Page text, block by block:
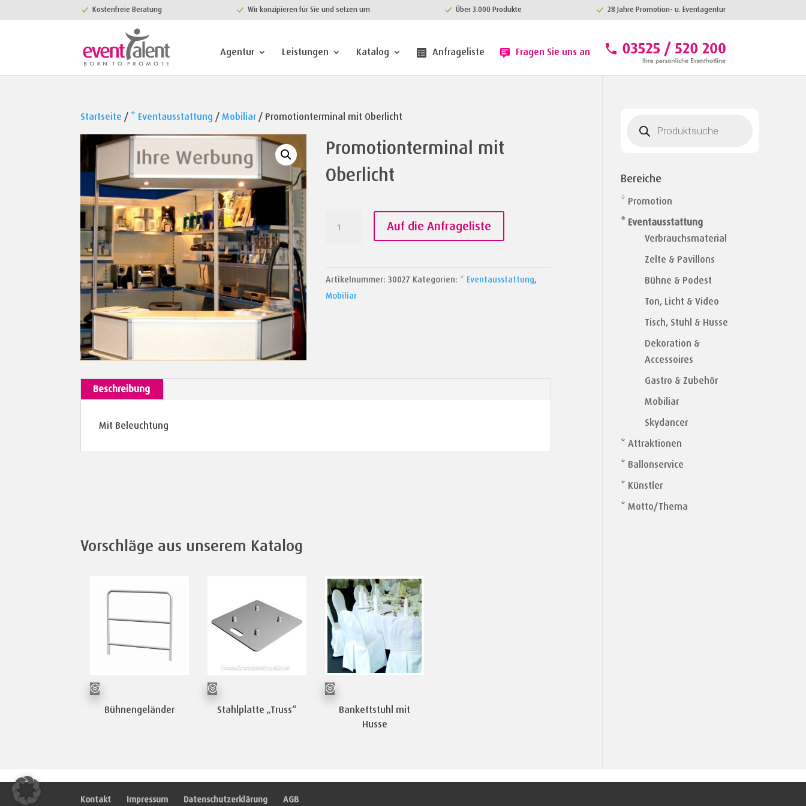
Kostenfreie Beratung Wir konzipieren für Sie und setzen um Über 3.000 Produkte 28 Jahre Promotion- u. Eventagentur
Agentur Leistungen Katalog Anfrageliste Fragen Sie uns an
Startseite / * Eventausstattung /Mobiliar / Promotionterminal mit Oberlicht
Promotionterminal mit
Oberlicht
Promotionterminal
Menge
Auf die Anfrageliste
Artikelnummer: 30027 Kategorien: * Eventausstattung,
Mobiliar
Beschreibung
Mit Beleuchtung
Vorschläge aus unserem Katalog
Bühnengeländer Stahlplatte „Truss“
Bankettstuhl mit
Husse
search
Bereiche
* Promotion
* Eventausstattung
Verbrauchsmaterial
Zelte & Pavillons
Bühne & Podest
Ton, Licht & Video
Tisch, Stuhl & Husse
Dekoration &
Accessoires
Gastro & Zubehör
Mobiliar
Skydancer
* Attraktionen
* Ballonservice
* Künstler
* Motto/Thema
Kontakt Impressum Datenschutzerklärung AGB